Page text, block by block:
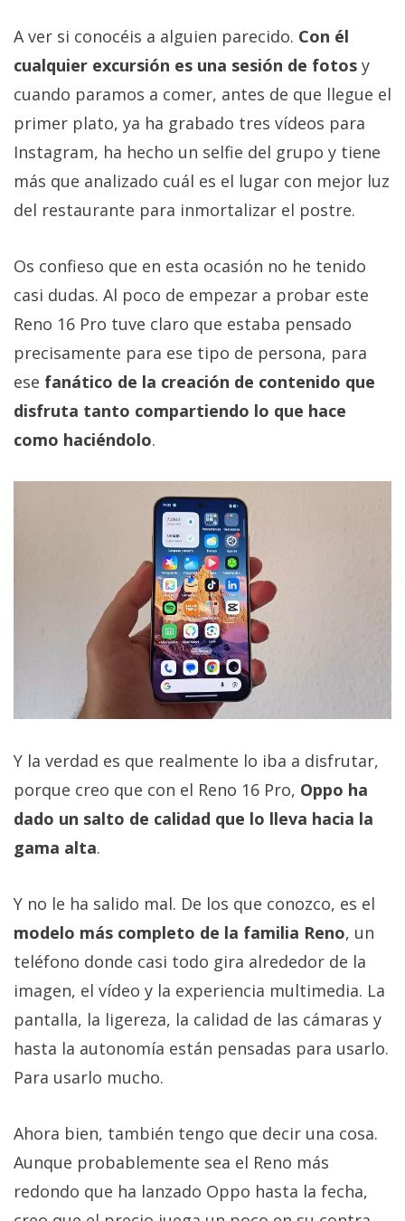
A ver si conocéis a alguien parecido. Con él
cualquier excursión es una sesión de fotos y
cuando paramos a comer, antes de que llegue el
primer plato, ya ha grabado tres vídeos para
Instagram, ha hecho un selfie del grupo y tiene
más que analizado cuál es el lugar con mejor luz
del restaurante para inmortalizar el postre.
Os confieso que en esta ocasión no he tenido
casi dudas. Al poco de empezar a probar este
Reno 16 Pro tuve claro que estaba pensado
precisamente para ese tipo de persona, para
ese fanático de la creación de contenido que
disfruta tanto compartiendo lo que hace
como haciéndolo.
Y la verdad es que realmente lo iba a disfrutar,
porque creo que con el Reno 16 Pro, Oppo ha
dado un salto de calidad que lo lleva hacia la
gama alta.
Y no le ha salido mal. De los que conozco, es el
modelo más completo de la familia Reno, un
teléfono donde casi todo gira alrededor de la
imagen, el vídeo y la experiencia multimedia. La
pantalla, la ligereza, la calidad de las cámaras y
hasta la autonomía están pensadas para usarlo.
Para usarlo mucho.
Ahora bien, también tengo que decir una cosa.
Aunque probablemente sea el Reno más
redondo que ha lanzado Oppo hasta la fecha,